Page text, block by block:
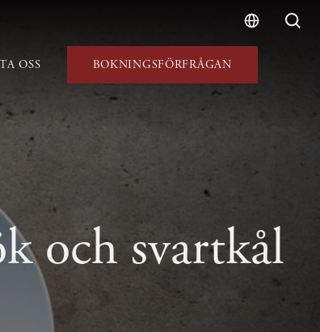
OSS BOKNINGSFÖRFRÅGAN
och svartkål